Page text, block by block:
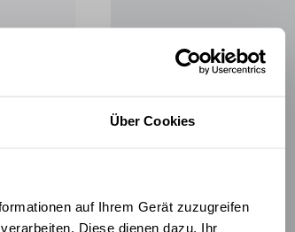
Über Cookies
auf Ihrem Gerät zuzugreifen
Diese dienen dazu, Ihr